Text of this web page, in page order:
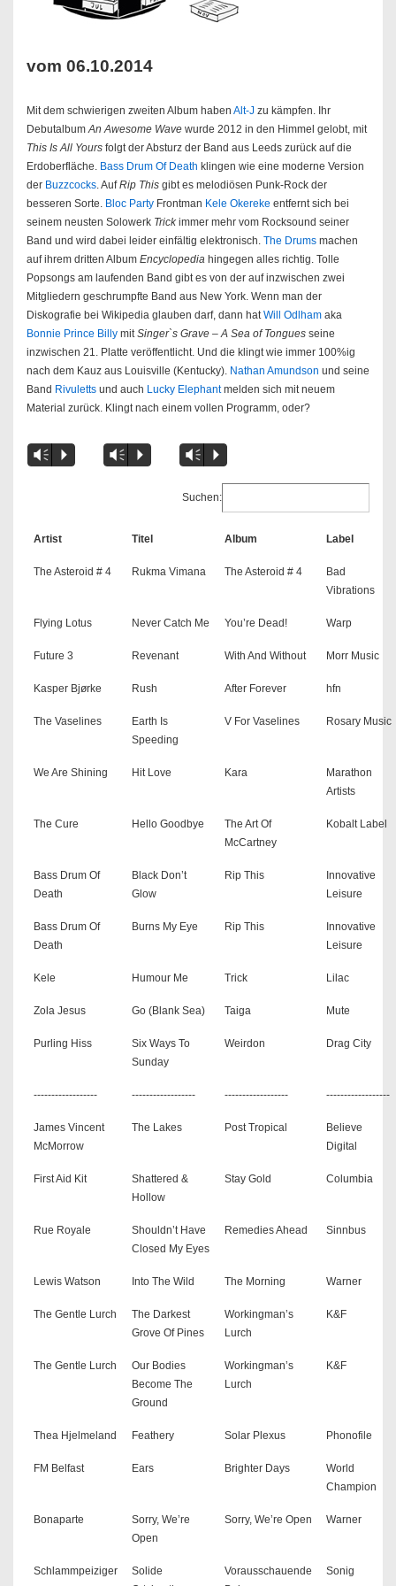
vom 06.10.2014
Mit dem schwierigen zweiten Album haben Alt-J zu kämpfen. Ihr
Debutalbum An Awesome Wave wurde 2012 in den Himmel gelobt, mit
This Is All Yours folgt der Absturz der Band aus Leeds zurück auf die
Erdoberfläche. Bass Drum Of Death klingen wie eine moderne Version
der Buzzcocks . AufRip This gibt es melodiösen Punk-Rock der
besseren Sorte. Bloc Party Frontman Kele Okereke entfernt sich bei
seinem neusten Solowerk Trickimmer mehr vom Rocksound seiner
Band und wird dabei leider einfältig elektronisch. The Drums machen
auf ihrem dritten Album Encyclopedia hingegen alles richtig. Tolle
Popsongs am laufenden Band gibt es von der auf inzwischen zwei
Mitgliedern geschrumpfte Band aus New York. Wenn man der
Diskografie bei Wikipedia glauben darf, dann hat Will Odlham aka
Bonnie Prince Billy mit Singer`s Grave – A Sea of Tongues seine
inzwischen 21. Platte veröffentlicht. Und die klingt wie immer 100%ig
nach dem Kauz aus Louisville (Kentucky). Nathan Amundson und seine
Band Rivuletts und auch Lucky Elephantmelden sich mit neuem
Material zurück. Klingt nach einem vollen Programm, oder?
Vm P Vm P Vm P
Suchen:
Artist Titel Album Label
The Asteroid # 4 Rukma Vimana The Asteroid # 4
Bad
Vibrations
Flying Lotus Never Catch Me You’re Dead! Warp
Future 3 Revenant With And Without Morr Music
Kasper Bjørke Rush After Forever hfn
The Vaselines
Earth Is
Speeding
V For Vaselines Rosary Music
We Are Shining Hit Love Kara
Marathon
Artists
The Cure Hello Goodbye
The Art Of
McCartney
Kobalt Label
Bass Drum Of
Death
Black Don’t
Glow
Rip This
Innovative
Leisure
Bass Drum Of
Death
Burns My Eye Rip This
Innovative
Leisure
Kele Humour Me Trick Lilac
Zola Jesus Go (Blank Sea) Taiga Mute
Purling Hiss
Six Ways To
Sunday
Weirdon Drag City
------------------ ------------------ ------------------ ------------------
James Vincent
McMorrow
The Lakes Post Tropical
Believe
Digital
First Aid Kit
Shattered &
Hollow
Stay Gold Columbia
Rue Royale
Shouldn’t Have
Closed My Eyes
Remedies Ahead Sinnbus
Lewis Watson Into The Wild The Morning Warner
The Gentle Lurch
The Darkest
Grove Of Pines
Workingman’s
Lurch
K&F
The Gentle Lurch
Our Bodies
Become The
Ground
Workingman’s
Lurch
K&F
Thea Hjelmeland Feathery Solar Plexus Phonofile
FM Belfast Ears Brighter Days
World
Champion
Bonaparte
Sorry, We’re
Open
Sorry, We’re Open Warner
Schlammpeiziger
Solide
Vorausschauende
Sonig